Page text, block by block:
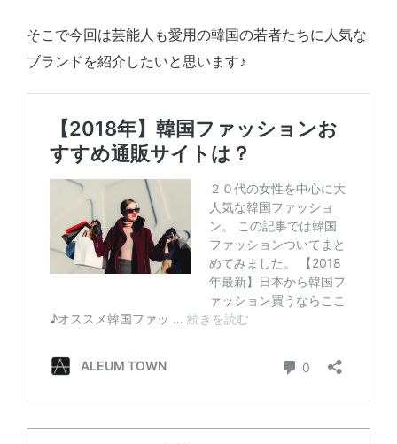
そこで今回は芸能人も愛用の韓国の若者たちに人気な
ブランドを紹介したいと思います♪